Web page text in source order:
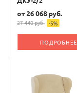
от26 068 руб.
27 440 руб. -5%
ПОДРОБНЕЕ